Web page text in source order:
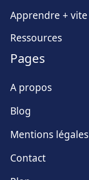
Apprendre + vite
Ressources
Pages
A propos
Blog
Mentions légales
Contact